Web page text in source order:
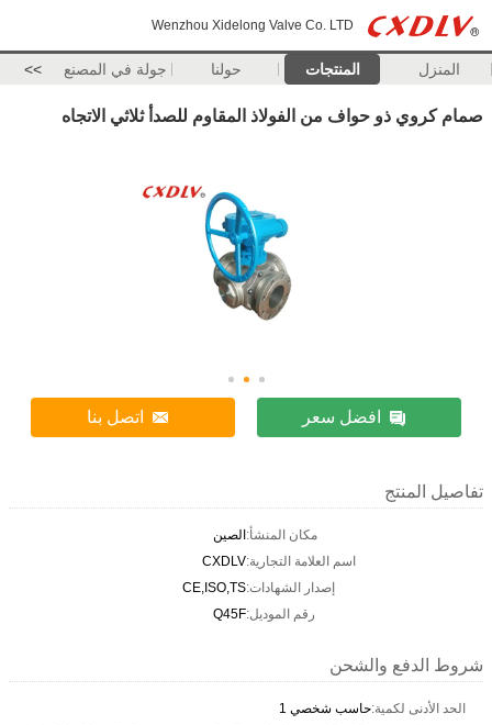
Wenzhou Xidelong Valve Co. LTD
المنزل المنتجات حولنا جولة في المصنع >>
صمام كروي ذو حواف من الفولاذ المقاوم للصدأ ثلاثي الاتجاه
افضل سعر اتصل بنا
تفاصيل المنتج
مكان المنشأ:الصين
اسم العلامة التجارية:CXDLV
إصدار الشهادات:CE,ISO,TS
رقم الموديل:Q45F
شروط الدفع والشحن
الحد الأدنى لكمية:حاسب شخصي 1